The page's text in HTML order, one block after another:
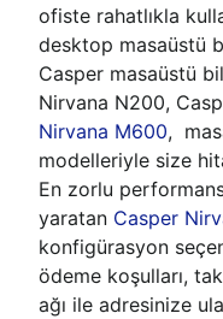
ofiste rahatlıkla
desktop masaüstü
Casper masaüstü
Nirvana N200,
Nirvana M600,
modelleriyle size
En zorlu
yaratan Casper
konfigürasyon
ödeme koşulları,
ağı ile adresinize